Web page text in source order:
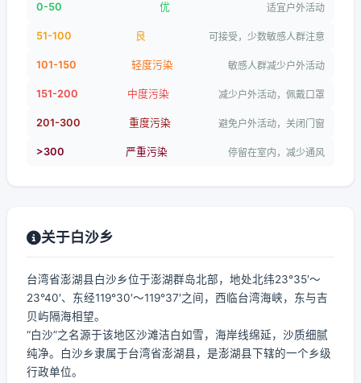
0-50 优 适宜户外活动
51-100 良 可接受，少数敏感人群注意
101-150 轻度污染 敏感人群减少户外活动
151-200 中度污染 减少户外活动，佩戴口罩
201-300 重度污染 避免户外活动，关闭门窗
>300 严重污染 停留在室内，减少通风
关于白沙乡
台湾省澎湖县白沙乡位于澎湖群岛北部，地处北纬23°35′～
23°40′、东经119°30′～119°37′之间，西临台湾海峡，东与吉
贝屿隔海相望。
“白沙”之名源于该地区沙滩洁白如雪，海岸线绵延，沙质细腻
纯净。白沙乡隶属于台湾省澎湖县，是澎湖县下辖的一个乡级
行政单位。